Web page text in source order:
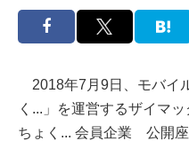
2018年7月9日、モバイ
く...」を運営するザイマ
ちょく... 会員企業 公開